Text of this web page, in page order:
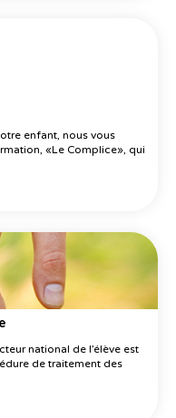
enfant, nous vous
«Le Complice», qui
national de l’élève est
de traitement des